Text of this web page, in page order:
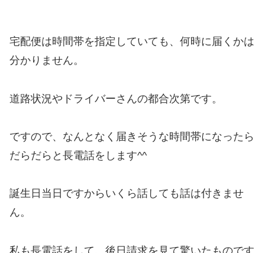
宅配便は時間帯を指定していても、何時に届くかは
分かりません。
道路状況やドライバーさんの都合次第です。
ですので、なんとなく届きそうな時間帯になったら
だらだらと長電話をします^^
誕生日当日ですからいくら話しても話は付きませ
ん。
私も長電話をして、後日請求を見て驚いたものです